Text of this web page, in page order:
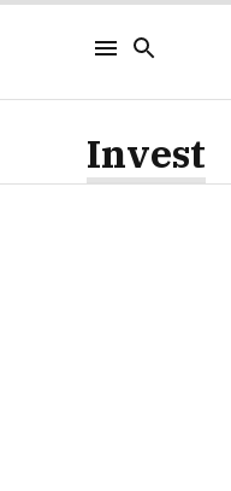
Invest